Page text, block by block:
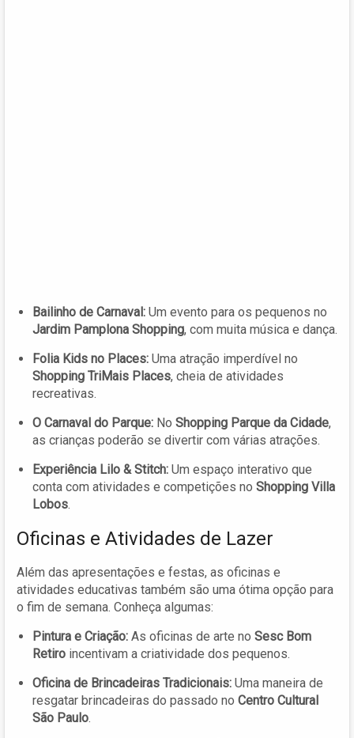
Bailinho de Carnaval: Um evento para os pequenos no
Jardim Pamplona Shopping, com muita música e dança.
Folia Kids no Places: Uma atração imperdível no
Shopping TriMais Places, cheia de atividades
recreativas.
O Carnaval do Parque: No Shopping Parque da Cidade,
as crianças poderão se divertir com várias atrações.
Experiência Lilo & Stitch: Um espaço interativo que
conta com atividades e competições no Shopping Villa
Lobos.
Oficinas e Atividades de Lazer
Além das apresentações e festas, as oficinas e
atividades educativas também são uma ótima opção para
o fim de semana. Conheça algumas:
Pintura e Criação: As oficinas de arte no Sesc Bom
Retiro incentivam a criatividade dos pequenos.
Oficina de Brincadeiras Tradicionais: Uma maneira de
resgatar brincadeiras do passado no Centro Cultural
São Paulo.